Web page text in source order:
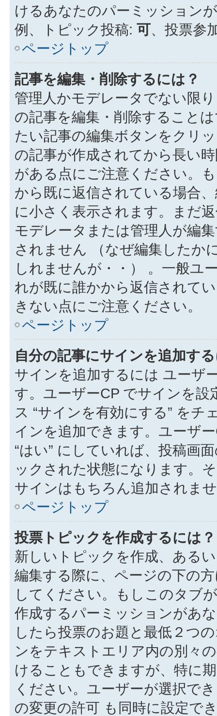
けるあなたのパーミッション
例、トピック投稿: 可、投票参
ページトップ
記事を編集・削除するには？
管理人かモデレータでない限
の記事を編集・削除すること
たい記事の編集ボタンをクリ
の記事が作成されてから長い
がある点にご注意ください。
から既に返信されている場合
に小さく表示されます。まだ
モデレータまたは管理人が編
されません （なぜ編集したか
しれませんが・・） 。一般ユ
れが既に誰かから返信されて
きない点にご注意ください。
ページトップ
自分の記事にサインを追加す
サインを追加するには ユーザ
す。ユーザーCP でサインを
ス “サインを有効にする” を
インを追加できます。ユーザ
“はい” にしていれば、投稿画
ックされた状態になります。
サインはもちろん追加されま
ページトップ
投票トピックを作成するには？
新しいトピックを作成、ある
編集する際に、ページの下の
してください。もしこのタブ
作成するパーミッションがあ
したら投票のお題と最低２つ
ンをテキストエリア内の別々
けることもできますが、特に
ください。ユーザーが選択で
の変更の許可 も同時に設定で